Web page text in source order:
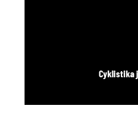
Cyklistika